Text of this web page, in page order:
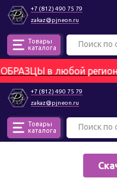
Товары
каталога
Поиск по
+7 (812) 490 75 79
zakaz@pjneon.ru
Главная
в любой регион
Товары
каталога
Поиск по
+7 (812) 490 75 79
zakaz@pjneon.ru